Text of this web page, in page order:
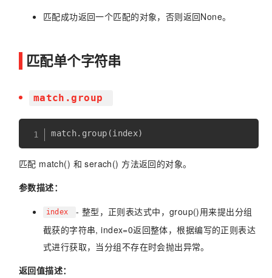
匹配成功返回一个匹配的对象，否则返回None。
匹配单个字符串
match.group
match. group (index)
匹配 match() 和 serach() 方法返回的对象。
参数描述：
index
- 整型，正则表达式中，group()用来提出分组
截获的字符串, index=0返回整体，根据编写的正则表达
式进行获取，当分组不存在时会抛出异常。
返回值描述：